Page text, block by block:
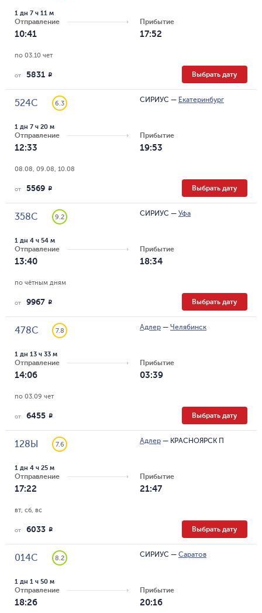
Отправление
10:41
1 дн 7 ч 11 м
Прибытие
17:52
по 03.10 чет
от 5831 R Выбрать дату
524С 6.3 СИРИУС — Екатеринбург
Отправление
12:33
1 дн 7 ч 20 м
Прибытие
19:53
08.08, 09.08, 10.08
от 5569 R Выбрать дату
358С 9.2 СИРИУС — Уфа
Отправление
13:40
1 дн 4 ч 54 м
Прибытие
18:34
по чётным дням
от 9967 R Выбрать дату
478С 7.8 Адлер — Челябинск
Отправление
14:06
1 дн 13 ч 33 м
Прибытие
03:39
по 03.09 чет
от 6455 R Выбрать дату
128Ы 7.6 Адлер — КРАСНОЯРСК П
Отправление
17:22
1 дн 4 ч 25 м
Прибытие
21:47
вт, сб, вс
от 6033 R Выбрать дату
014С 8.2 СИРИУС — Саратов
Отправление
18:26
1 дн 1 ч 50 м
Прибытие
20:16